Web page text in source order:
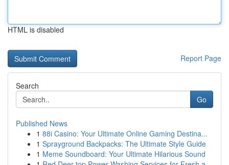
HTML is disabled
Report Page
Search
Go
Published News
1 88i Casino: Your Ultimate Online Gaming Destina...
1 Sprayground Backpacks: The Ultimate Style Guide
1 Meme Soundboard: Your Ultimate Hilarious Sound